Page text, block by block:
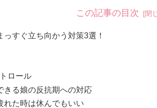
この記事の目次
っすぐ立ち向かう対策3選！
ロール
きる娘の反抗期への対応
れた時は休んでもいい